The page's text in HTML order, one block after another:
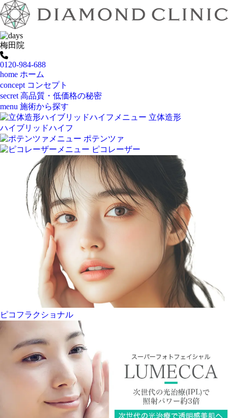
梅田院
0120-984-688
home ホーム
concept コンセプト
secret 高品質・低価格の秘密
menu 施術から探す
立体造形
ハイブリッドハイフ
ポテンツァ
ピコレーザー
ピコフラクショナル